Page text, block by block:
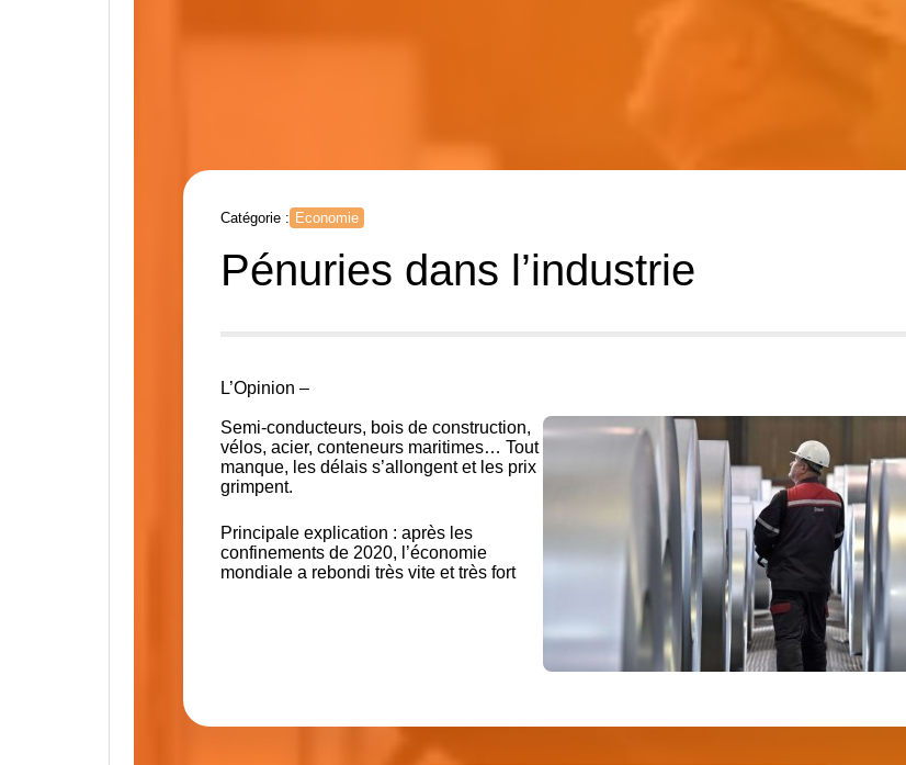
Catégorie : Economie
Pénuries dans l’industrie
L’Opinion –
Semi-conducteurs, bois de construction,
vélos, acier, conteneurs maritimes… Tout
manque, les délais s’allongent et les prix
grimpent.
Principale explication : après les
confinements de 2020, l’économie
mondiale a rebondi très vite et très fort